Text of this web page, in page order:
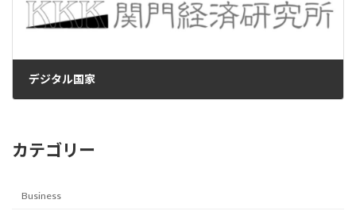
デジタル国家
2025-08-09
カテゴリー
Business